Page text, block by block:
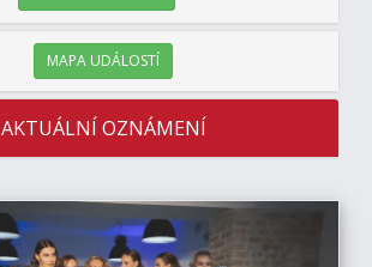
MAPA UDÁLOSTÍ
AKTUÁLNÍ OZNÁMENÍ